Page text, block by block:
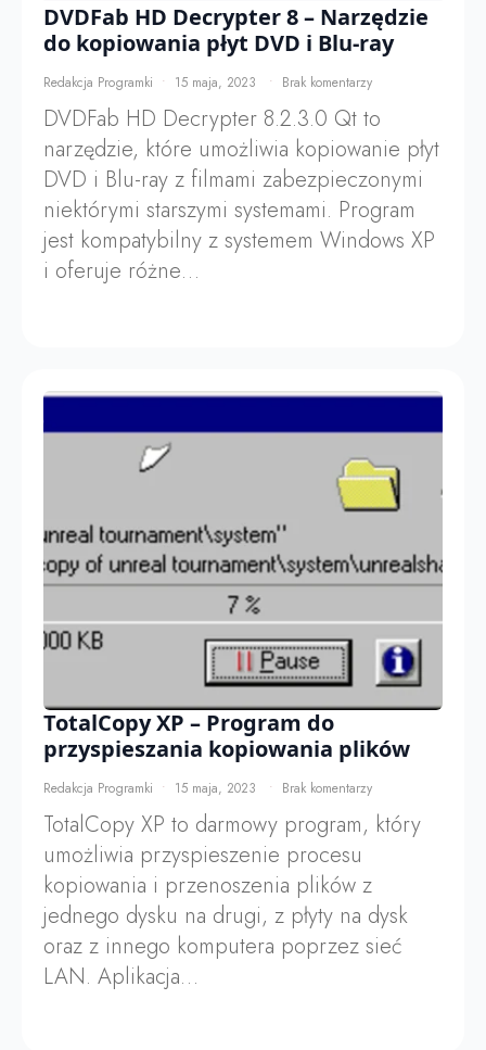
DVDFab HD Decrypter 8 – Narzędzie
do kopiowania płyt DVD i Blu-ray
Redakcja Programki 15 maja, 2023 Brak komentarzy
DVDFab HD Decrypter 8.2.3.0 Qt to
narzędzie, które umożliwia kopiowanie płyt
DVD i Blu-ray z filmami zabezpieczonymi
niektórymi starszymi systemami. Program
jest kompatybilny z systemem Windows XP
i oferuje różne…
TotalCopy XP – Program do
przyspieszania kopiowania plików
Redakcja Programki 15 maja, 2023 Brak komentarzy
TotalCopy XP to darmowy program, który
umożliwia przyspieszenie procesu
kopiowania i przenoszenia plików z
jednego dysku na drugi, z płyty na dysk
oraz z innego komputera poprzez sieć
LAN. Aplikacja…